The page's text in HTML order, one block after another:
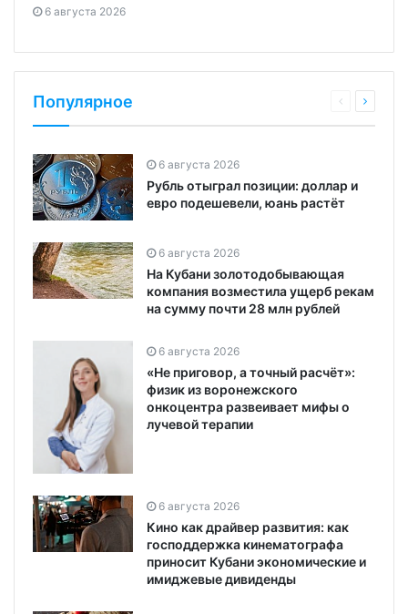
6 августа 2026
Популярное
6 августа 2026
Рубль отыграл позиции: доллар и
евро подешевели, юань растёт
6 августа 2026
На Кубани золотодобывающая
компания возместила ущерб рекам
на сумму почти 28 млн рублей
6 августа 2026
«Не приговор, а точный расчёт»:
физик из воронежского
онкоцентра развеивает мифы о
лучевой терапии
6 августа 2026
Кино как драйвер развития: как
господдержка кинематографа
приносит Кубани экономические и
имиджевые дивиденды